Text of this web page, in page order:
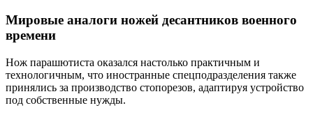
Мировые аналоги ножей десантников военного
времени
Нож парашютиста оказался настолько практичным и
технологичным, что иностранные спецподразделения также
принялись за производство стопорезов, адаптируя устройство
под собственные нужды.